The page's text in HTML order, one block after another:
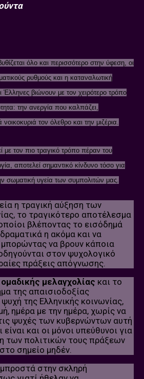
όλο και περισσότερο στην ύφεση, οι
ρυθμούς και η καταναλωτική
Έλληνες βιώνουν με τον χειρότερο τρόπο
την ανεργία που καλπάζει,
τον όλεθρο και την μιζέρια.
με τον πιο τραγικό τρόπο πέραν του
αποτελεί σημαντικό κίνδυνο τόσο για
σωματική υγεία των συμπολιτών μας.
η τραγική αύξηση των
το τραγικότερο αποτέλεσμα
βλέποντας το εισόδημά
η ακόμα και να
μπορώντας να βρουν κάποια
στον ψυχολογικό
πράξεις απόγνωσης.
μελαγχολίας και το
της απαισιοδοξίας
της Ελληνικής κοινωνίας,
ημέρα με την ημέρα, χωρίς να
ψυχές των κυβερνώντων αυτή
και οι μόνοι υπεύθυνοι για
των πολιτικών τους πράξεων
σημείο μηδέν.
στην σκληρή